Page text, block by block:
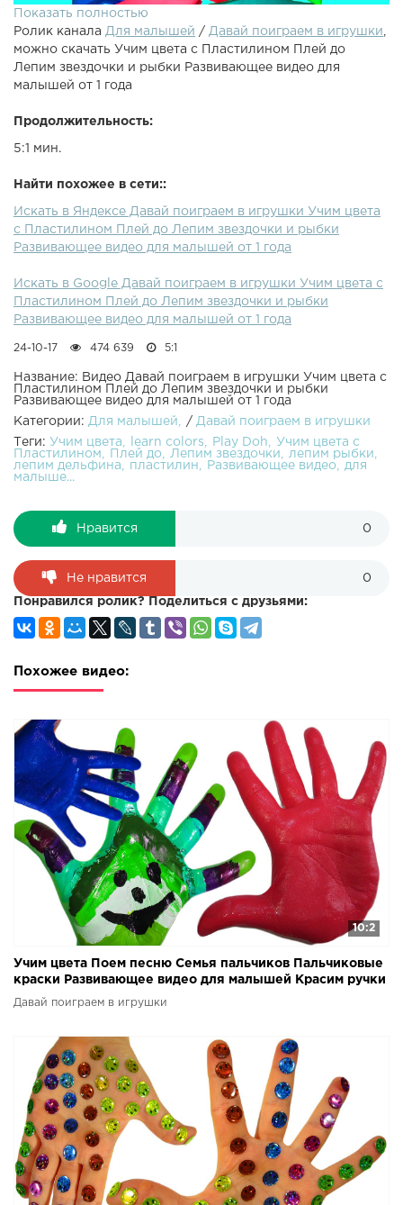
Дельфины. Смотрите и другие развивающие видео для
игрушки!ПОДПИСАТЬСЯ НА КАНАЛ ВСЕ ВИДЕО
КАНАЛА ЕЩЕ видео на канале :Развивающие видео.
Учим цвета! Лопаем воздушные шарики. Учим цвета.
Пальчиковые краски. Учим цвета. Песня семья
пальчиков. Развивающее видео! Пластилин Плей До
Учим цвета. Пингвиненок Пороро мультик играем с
играем с куклами Учим животных Для детей. Цветные
конфеты Ммдемс M&M's Витражи для детей Играем в
Летсплеи игр для детей Маша и Медведь мультик играем
с куклами Раскраска - учим цвета. Свинка Пеппа -
мультик для детей на русском с игрушками куклами
Сериал - Игрушечные приключения Маши и Даши -
русском. Холодное сердце Принцессы Диснея Эльза и
Анна танцуют Канал в Youtube: Канал для детей Давай
различным куклам из мультиков и другим темам которые
будут интересны и мальчикам и девочкам. Развивающие
видео посвященные темам: изучаем цвета и лопаем
шарики и красим руку пальчиковыми красками, также
приключения Маши и Даши. Различные герои
мультфильмов будут веселиться, шалить и учить в
различных игровых ситуациях. Google+ Твиттер:
Показать полностью
Ролик канала Для малышей / Давай поиграем в игрушки
можно скачать Учим цвета с Пластилином Плей до
Лепим звездочки и рыбки Развивающее видео для
малышей от 1 года
Продолжительность:
5:1 мин.
Найти похожее в сети::
Искать в Яндексе Давай поиграем в игрушки Учим цвета
с Пластилином Плей до Лепим звездочки и рыбки
Развивающее видео для малышей от 1 года
Искать в Google Давай поиграем в игрушки Учим цвета с
Пластилином Плей до Лепим звездочки и рыбки
Развивающее видео для малышей от 1 года
24-10-17 474 639 5:1
Название: Видео Давай поиграем в игрушки Учим цвета с
Пластилином Плей до Лепим звездочки и рыбки
Развивающее видео для малышей от 1 года
Категории: Для малышей / Давай поиграем в игрушки
Теги: Учим цвета learn colors Play Doh
Учим цвета с
Пластилином
Плей до Лепим звездочки
лепим рыбки
лепим дельфина
пластилин Развивающее видео
для
малыше...
Нравится 0
Не нравится 0
Понравился ролик? Поделиться с друзьями:
Похожее видео:
10:2
Учим цвета Поем песню Семья пальчиков Пальчиковые
краски Развивающее видео для малышей Красим ручки
Давай поиграем в игрушки